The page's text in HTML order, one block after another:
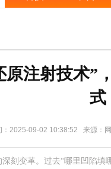
原注射技术”
式
：2025-09-02 10:38:52 来源：
深刻变革。过去“哪里凹陷